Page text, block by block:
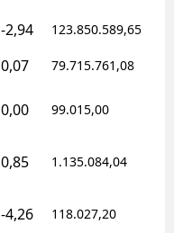
-2,94 123.850.589,65
0,07 79.715.761,08
0,00 99.015,00
0,85 1.135.084,04
-4,26 118.027,20